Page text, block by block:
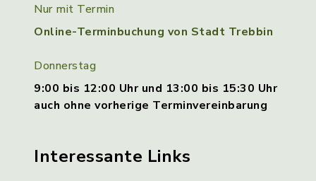
Nur mit Termin
Online-Terminbuchung von Stadt Trebbin
Donnerstag
9:00 bis 12:00 Uhr und 13:00 bis 15:30 Uhr
auch ohne vorherige Terminvereinbarung
Interessante Links